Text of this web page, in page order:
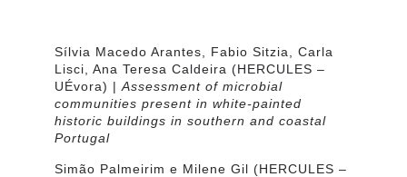
Sílvia Macedo Arantes, Fabio Sitzia, Carla
Lisci, Ana Teresa Caldeira (HERCULES –
UÉvora) |Assessment of microbial
communities present in white-painted
historic buildings in southern and coastal
Portugal
Simão Palmeirim e Milene Gil (HERCULES –